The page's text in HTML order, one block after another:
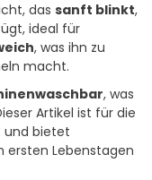
das sanft blinkt,
ideal für
, was ihn zu
macht.
, was
Artikel ist für die
und bietet
ersten Lebenstagen